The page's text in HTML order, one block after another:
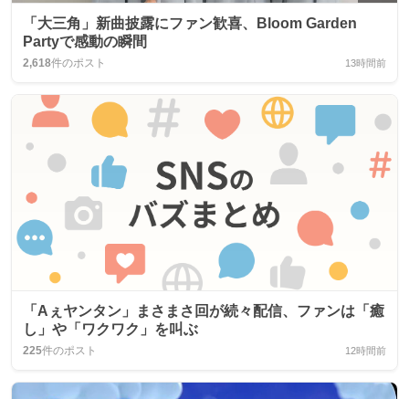
「大三角」新曲披露にファン歓喜、Bloom Garden
Partyで感動の瞬間
2,618件のポスト 13時間前
「Aぇヤンタン」まさまさ回が続々配信、ファンは「癒
し」や「ワクワク」を叫ぶ
225件のポスト 12時間前